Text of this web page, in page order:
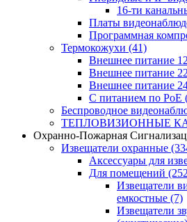
16-ти
Платы
Программная
Термокожухи (41)
Внешнее питание
Внешнее питание
Внешнее питание
С питанием по PoE
Беспроводное
ТЕПЛОВИЗИОННЫЕ
Охранно-Пожарная
Извещатели охранные
Аксессуары для
Для помещений
Извещатели
емкостные (7)
Извещатели